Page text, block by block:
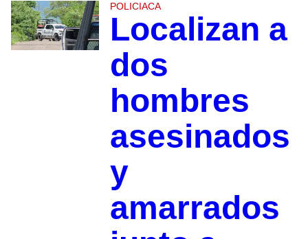
POLICIACA
Localizan a
dos
hombres
asesinados
y
amarrados